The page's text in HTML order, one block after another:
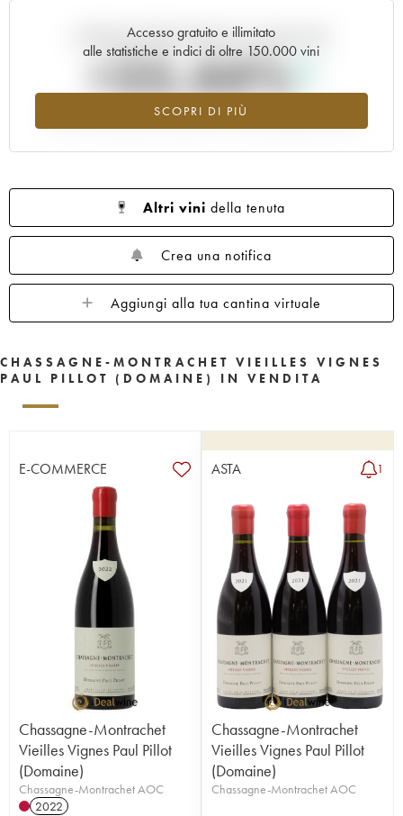
Accesso gratuito e illimitato
alle statistiche e indici di oltre 150.000 vini
SCOPRI DI PIÙ
Andamento della quotazione in tempo reale
+25.44%
Valore in aumento per l'annata 2017 nel 2026 rispetto al 2025
Altri vini della tenuta
Crea una notifica
Aggiungi alla tua cantina virtuale
CHASSAGNE-MONTRACHET VIEILLES VIGNES
PAUL PILLOT (DOMAINE) IN VENDITA
E-COMMERCE
Chassagne-Montrachet
Vieilles Vignes Paul Pillot
(Domaine)
Chassagne-Montrachet AOC
2022
ASTA 1
Chassagne-Montrachet
Vieilles Vignes Paul Pillot
(Domaine)
Chassagne-Montrachet AOC